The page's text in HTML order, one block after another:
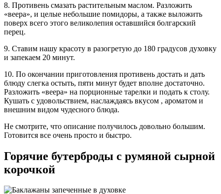
8. Противень смазать растительным маслом. Разложить
«веера», и целые небольшие помидоры, а также выложить
поверх всего этого великолепия оставшийся болгарский
перец.
9. Ставим нашу красоту в разогретую до 180 градусов духовку
и запекаем 20 минут.
10. По окончании приготовления противень достать и дать
блюду слегка остыть, пяти минут будет вполне достаточно.
Разложить «веера» на порционные тарелки и подать к столу.
Кушать с удовольствием, наслаждаясь вкусом , ароматом и
внешним видом чудесного блюда.
Не смотрите, что описание получилось довольно большим.
Готовится все очень просто и быстро.
Горячие бутерброды с румяной сырной
корочкой